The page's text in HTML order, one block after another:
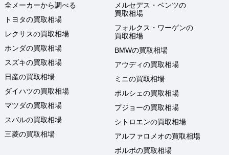
全メーカーから調べる
トヨタの買取相場
レクサスの買取相場
ホンダの買取相場
スズキの買取相場
日産の買取相場
ダイハツの買取相場
マツダの買取相場
スバルの買取相場
三菱の買取相場
メルセデス・ベンツの
買取相場
フォルクス・ワーゲンの
買取相場
BMWの買取相場
アウディの買取相場
ミニの買取相場
ポルシェの買取相場
プジョーの買取相場
シトロエンの買取相場
アルファロメオの買取相場
ボルボの買取相場